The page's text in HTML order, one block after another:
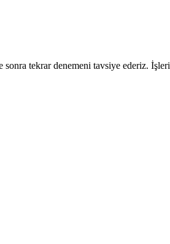
tekrar denemeni tavsiye ederiz.